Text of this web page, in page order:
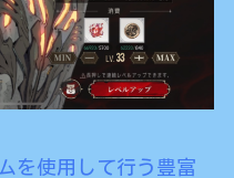
を使用して行う豊富